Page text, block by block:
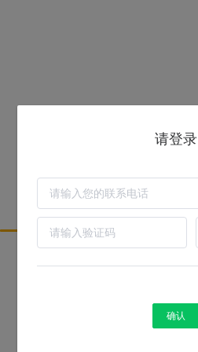
请登录
确认